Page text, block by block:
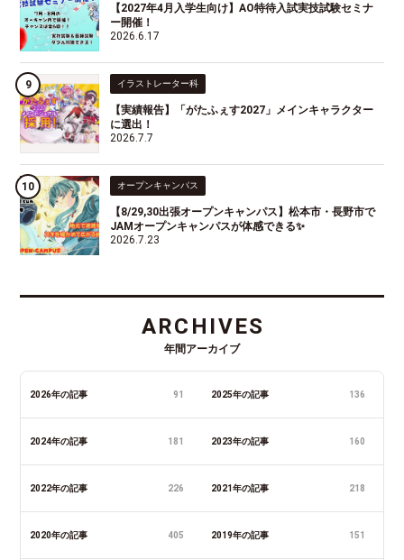
【2027年4月入学生向け】AO特待入試実技試験セミナ
ー開催！
2026.6.17
イラストレーター科
【実績報告】「がたふぇす2027」メインキャラクター
に選出！
2026.7.7
オープンキャンパス
【8/29,30出張オープンキャンパス】松本市・長野市で
JAMオープンキャンパスが体感できる✨
2026.7.23
ARCHIVES
年間アーカイブ
2026年の記事 91 2025年の記事 136
2024年の記事 181 2023年の記事 160
2022年の記事 226 2021年の記事 218
2020年の記事 405 2019年の記事 151